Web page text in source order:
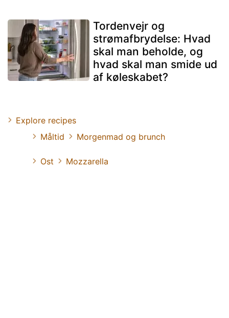
Tordenvejr og
strømafbrydelse: Hvad
skal man beholde, og
hvad skal man smide ud
af køleskabet?
Explore recipes
Måltid
Morgenmad og brunch
Ost Mozzarella